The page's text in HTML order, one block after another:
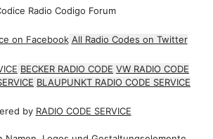
Radio Codigo Forum
on Facebook All Radio Codes on Twitter
BECKER RADIO CODE VW RADIO CODE
BLAUPUNKT RADIO CODE SERVICE
by RADIO CODE SERVICE